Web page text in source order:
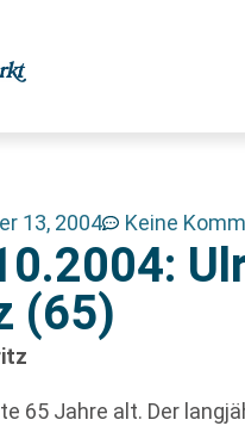
13, 2004 Keine
(65)
65 Jahre alt. Der